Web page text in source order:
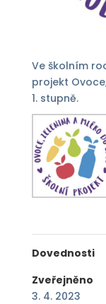
Ve školním
projekt
1. stupně.
Dovednosti
Zveřejněno
3. 4. 2023